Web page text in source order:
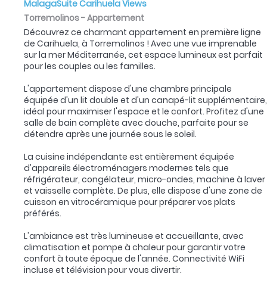
MalagaSuite Carihuela Views
Torremolinos -Appartement
Découvrez ce charmant appartement en première ligne
de Carihuela, à Torremolinos ! Avec une vue imprenable
sur la mer Méditerranée, cet espace lumineux est parfait
pour les couples ou les familles.
L'appartement dispose d'une chambre principale
équipée d'un lit double et d'un canapé-lit supplémentaire,
idéal pour maximiser l'espace et le confort. Profitez d'une
salle de bain complète avec douche, parfaite pour se
détendre après une journée sous le soleil.
La cuisine indépendante est entièrement équipée
d'appareils électroménagers modernes tels que
réfrigérateur, congélateur, micro-ondes, machine à laver
et vaisselle complète. De plus, elle dispose d'une zone de
cuisson en vitrocéramique pour préparer vos plats
préférés.
L'ambiance est très lumineuse et accueillante, avec
climatisation et pompe à chaleur pour garantir votre
confort à toute époque de l'année. Connectivité WiFi
incluse et télévision pour vous divertir.